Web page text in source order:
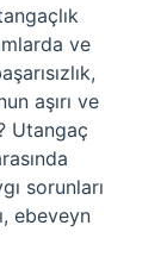
ve
aşırı ve
Utangaç
sorunları
ebeveyn